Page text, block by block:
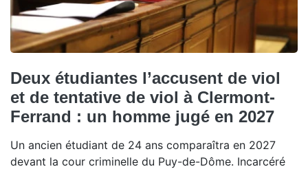
Deux étudiantes l’accusent de viol
et de tentative de viol à Clermont-
Ferrand : un homme jugé en 2027
Un ancien étudiant de 24 ans comparaîtra en 2027
devant la cour criminelle du Puy-de-Dôme. Incarcéré